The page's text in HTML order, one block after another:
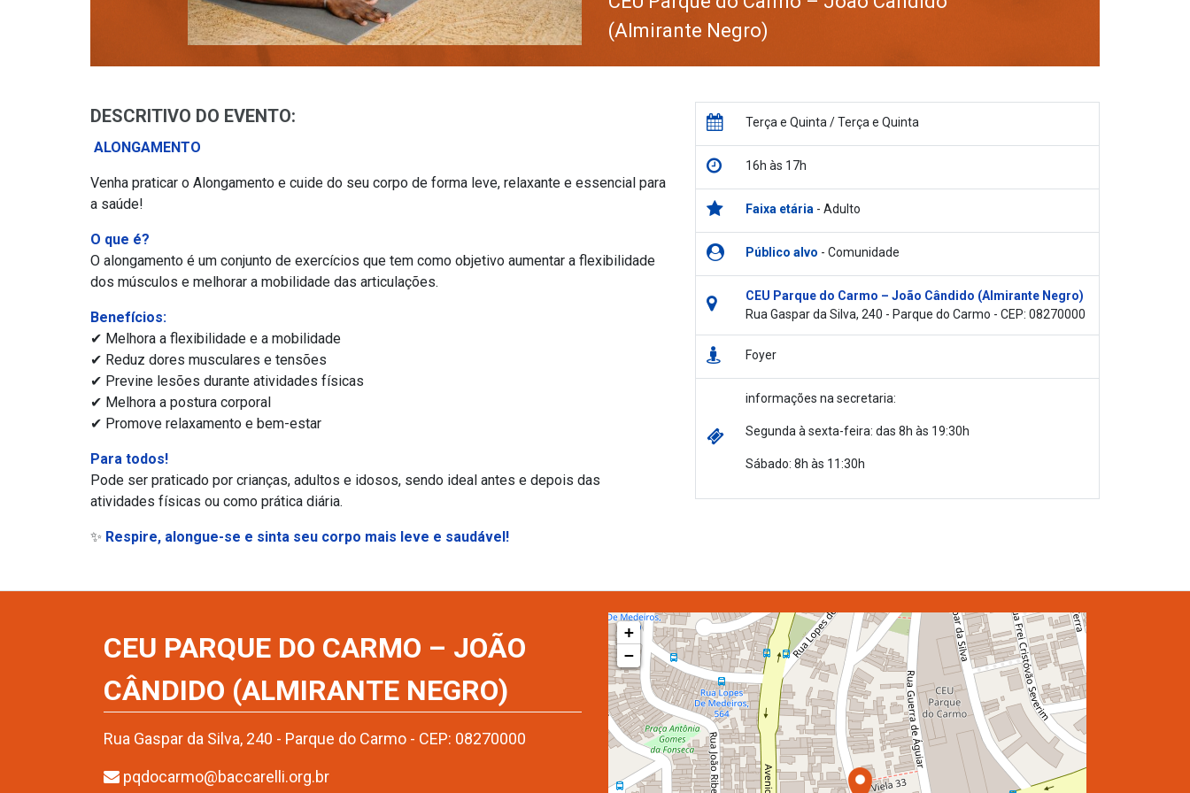
(Almirante Negro)
DESCRITIVO DO EVENTO:
ALONGAMENTO
Venha praticar o Alongamento e cuide do seu corpo de forma leve, relaxante e essencial para
a saúde!
O que é?
O alongamento é um conjunto de exercícios que tem como objetivo aumentar a flexibilidade
dos músculos e melhorar a mobilidade das articulações.
Benefícios:
✔ Melhora a flexibilidade e a mobilidade
✔ Reduz dores musculares e tensões
✔ Previne lesões durante atividades físicas
✔ Melhora a postura corporal
✔ Promove relaxamento e bem-estar
Para todos!
Pode ser praticado por crianças, adultos e idosos, sendo ideal antes e depois das
atividades físicas ou como prática diária.
✨ Respire, alongue-se e sinta seu corpo mais leve e saudável!
Terça e Quinta / Terça e Quinta
16h às 17h
Faixa etária- Adulto
Público alvo - Comunidade
CEU Parque do Carmo – João Cândido (Almirante Negro)
Rua Gaspar da Silva, 240 - Parque do Carmo - CEP: 08270000
Foyer
informações na secretaria:
Segunda à sexta-feira: das 8h às 19:30h
Sábado: 8h às 11:30h
CEU PARQUE DO CARMO – JOÃO
CÂNDIDO (ALMIRANTE NEGRO)
Rua Gaspar da Silva, 240 - Parque do Carmo - CEP: 08270000
pqdocarmo@baccarelli.org.br
+
−